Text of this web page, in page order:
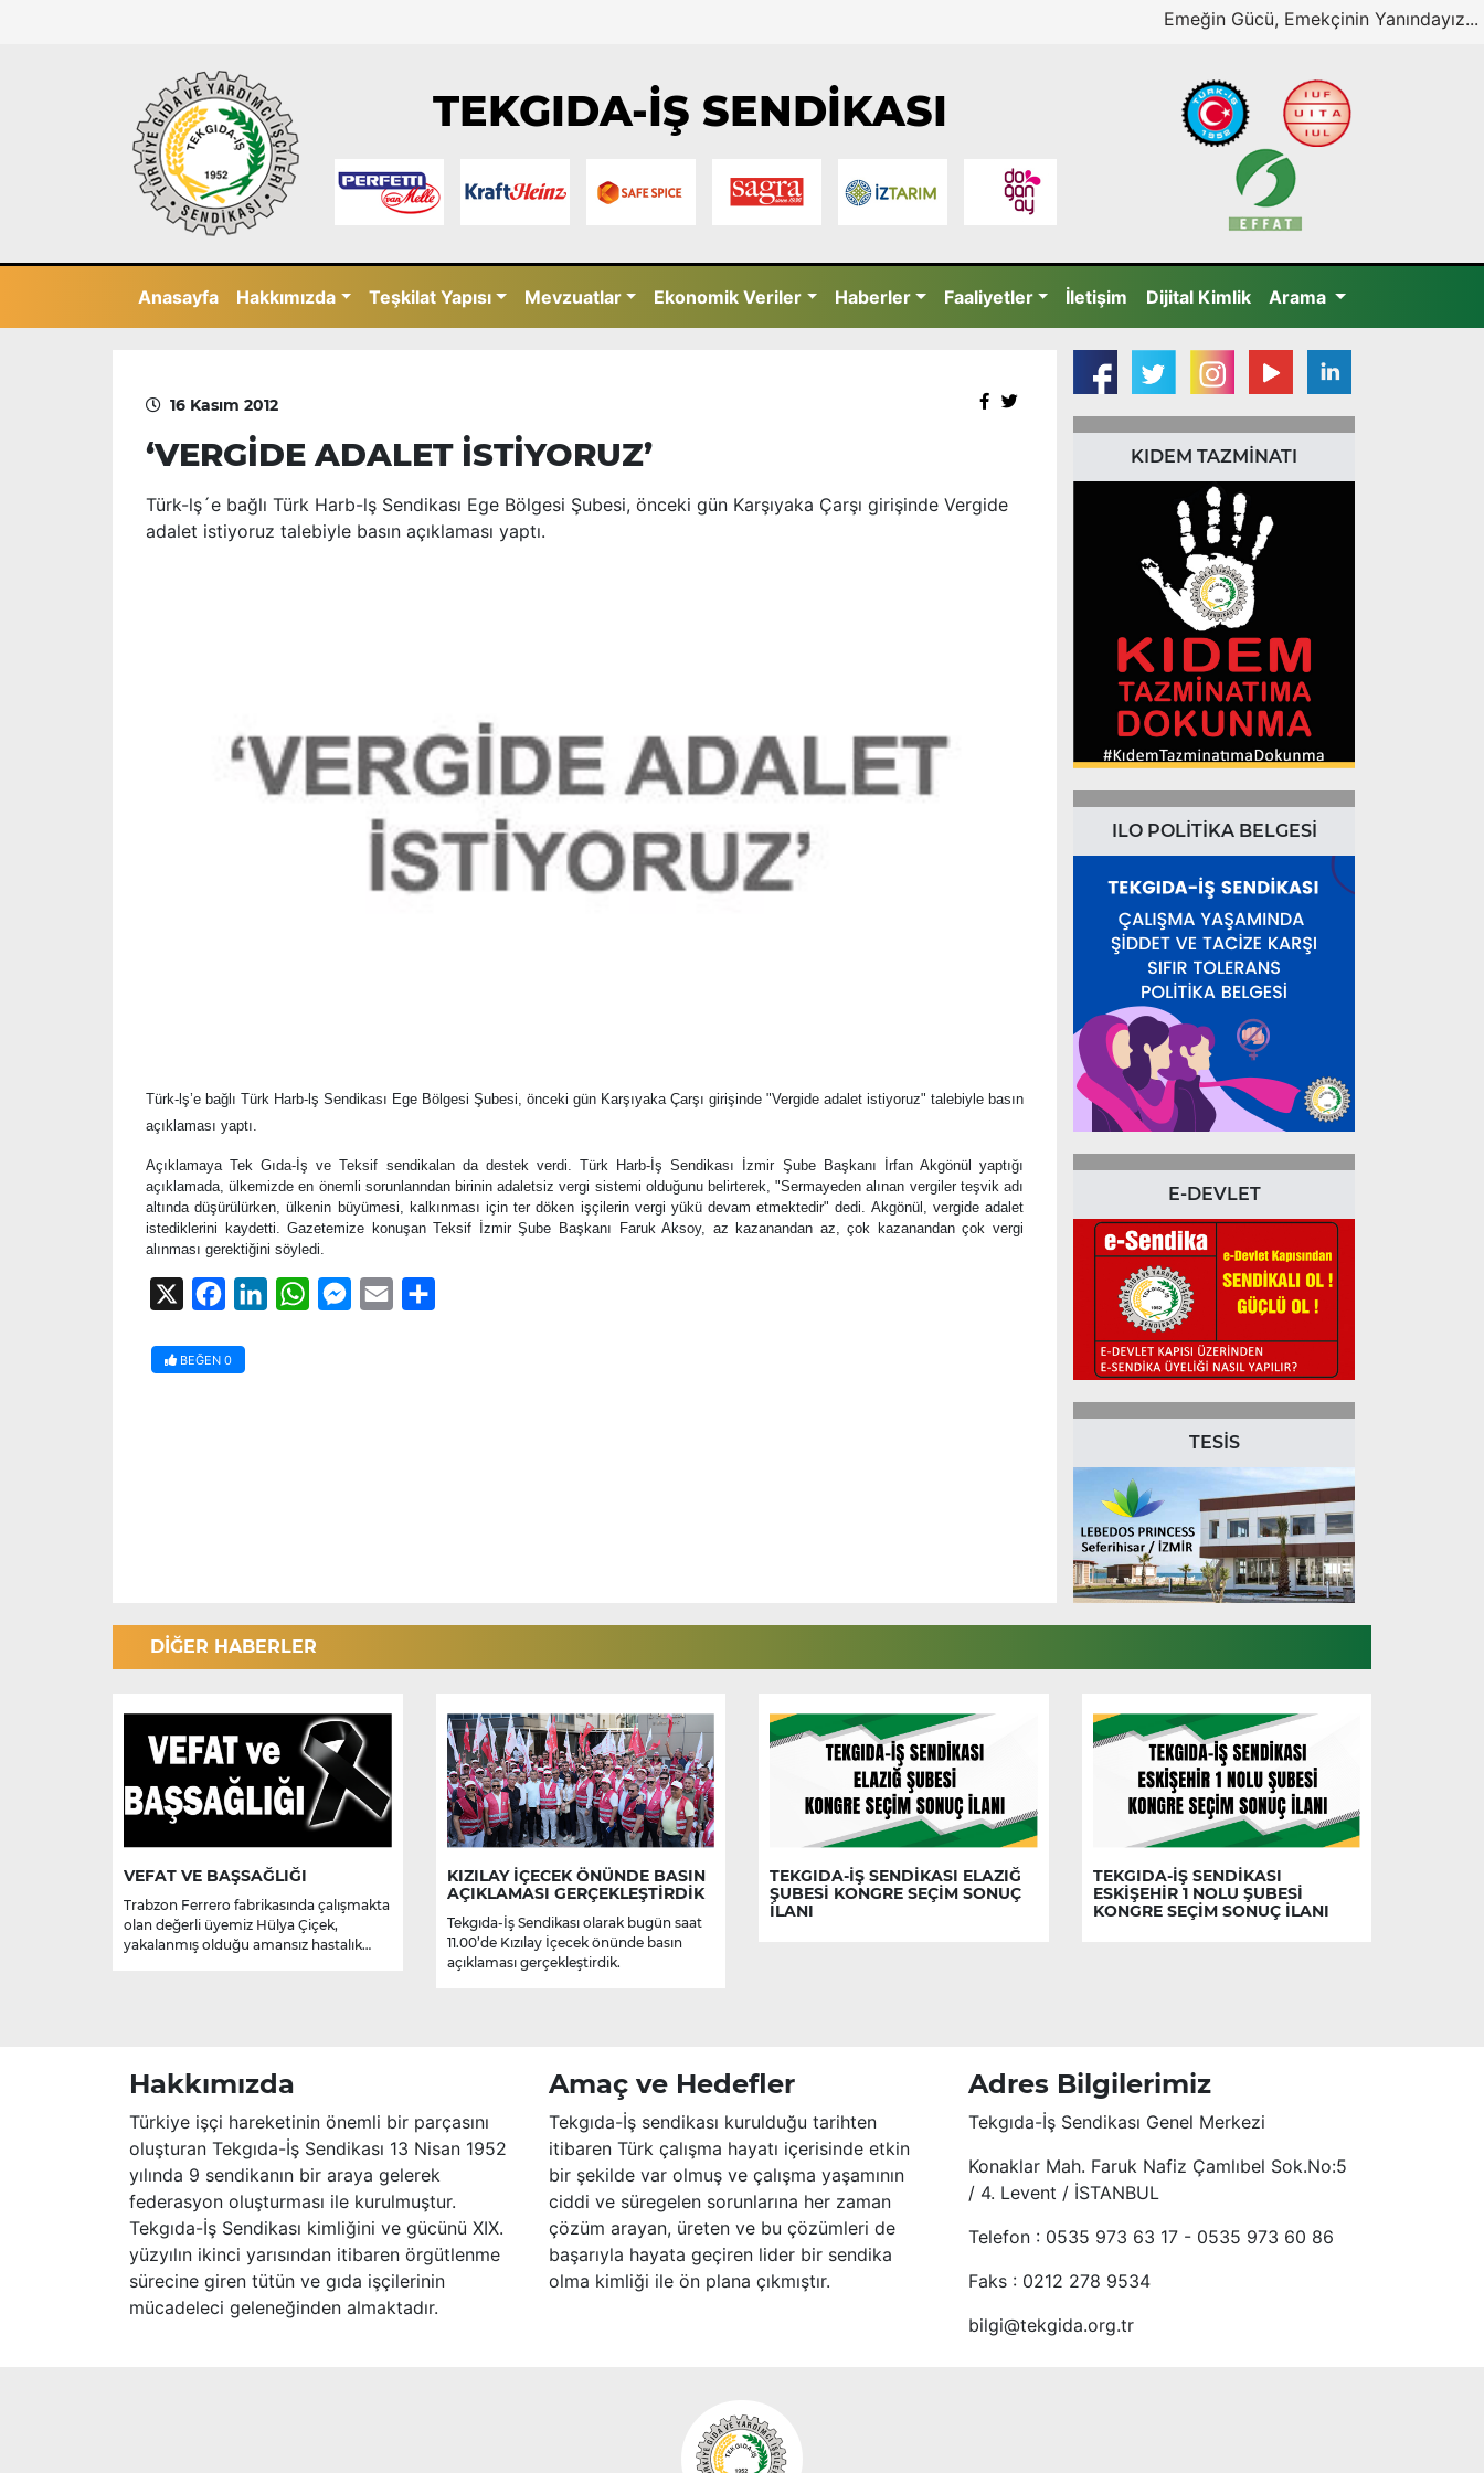
Emeğin Gücü, Emekçinin Yanındayız...
TEKGIDA-İŞ SENDİKASI
Anasayfa Hakkımızda Teşkilat Yapısı Mevzuatlar Ekonomik Veriler Haberler Faaliyetler İletişim Dijital Kimlik Arama
16 Kasım 2012
‘VERGİDE ADALET İSTİYORUZ’
Türk-lş´e bağlı Türk Harb-lş Sendikası Ege Bölgesi Şubesi, önceki gün Karşıyaka Çarşı girişinde Vergide
adalet istiyoruz talebiyle basın açıklaması yaptı.
Türk-lş’e bağlı Türk Harb-lş Sendikası Ege Bölgesi Şubesi, önceki gün Karşıyaka Çarşı girişinde "Vergide adalet istiyoruz" talebiyle basın
açıklaması yaptı.
Açıklamaya Tek Gıda-İş ve Teksif sendikalan da destek verdi. Türk Harb-İş Sendikası İzmir Şube Başkanı İrfan Akgönül yaptığı
açıklamada, ülkemizde en önemli sorunlanndan birinin adaletsiz vergi sistemi olduğunu belirterek, "Sermayeden alınan vergiler teşvik adı
altında düşürülürken, ülkenin büyümesi, kalkınması için ter döken işçilerin vergi yükü devam etmektedir" dedi. Akgönül, vergide adalet
istediklerini kaydetti. Gazetemize konuşan Teksif İzmir Şube Başkanı Faruk Aksoy, az kazanandan az, çok kazanandan çok vergi
alınması gerektiğini söyledi.
FacebookLinkedInWhatsAppMessenger
Email
BEĞEN 0
KIDEM TAZMİNATI
ILO POLİTİKA BELGESİ
E-DEVLET
TESİS
DİĞER HABERLER
VEFAT VE BAŞSAĞLIĞI
Trabzon Ferrero fabrikasında çalışmakta
olan değerli üyemiz Hülya Çiçek,
yakalanmış olduğu amansız hastalık
KIZILAY İÇECEK ÖNÜNDE BASIN
AÇIKLAMASI GERÇEKLEŞTİRDİK
Tekgıda-İş Sendikası olarak bugün saat
11.00’de Kızılay İçecek önünde basın
açıklaması gerçekleştirdik.
TEKGIDA-İŞ SENDİKASI ELAZIĞ
ŞUBESİ KONGRE SEÇİM SONUÇ
İLANI
TEKGIDA-İŞ SENDİKASI
ESKİŞEHİR 1 NOLU ŞUBESİ
KONGRE SEÇİM SONUÇ İLANI
Hakkımızda
Türkiye işçi hareketinin önemli bir parçasını
oluşturan Tekgıda-İş Sendikası 13 Nisan 1952
yılında 9 sendikanın bir araya gelerek
federasyon oluşturması ile kurulmuştur.
Tekgıda-İş Sendikası kimliğini ve gücünü XIX.
yüzyılın ikinci yarısından itibaren örgütlenme
sürecine giren tütün ve gıda işçilerinin
mücadeleci geleneğinden almaktadır.
Amaç ve Hedefler
Tekgıda-İş sendikası kurulduğu tarihten
itibaren Türk çalışma hayatı içerisinde etkin
bir şekilde var olmuş ve çalışma yaşamının
ciddi ve süregelen sorunlarına her zaman
çözüm arayan, üreten ve bu çözümleri de
başarıyla hayata geçiren lider bir sendika
olma kimliği ile ön plana çıkmıştır.
Adres Bilgilerimiz
Tekgıda-İş Sendikası Genel Merkezi
Konaklar Mah. Faruk Nafiz Çamlıbel Sok.No:5
/ 4. Levent / İSTANBUL
Telefon : 0535 973 63 17 - 0535 973 60 86
Faks : 0212 278 9534
bilgi@tekgida.org.tr